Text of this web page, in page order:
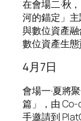
在會場二·秋
河的錨定」
與數位資產
數位資產生態
4月7日
會場一·夏將
篇」，由 Co-
手邀請到